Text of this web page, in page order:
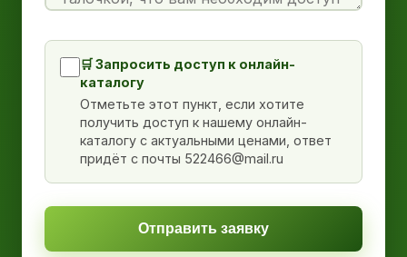
🛒 Запросить доступ к онлайн-
каталогу
Отметьте этот пункт, если хотите
получить доступ к нашему онлайн-
каталогу с актуальными ценами, ответ
придёт с почты 522466@mail.ru
Отправить заявку